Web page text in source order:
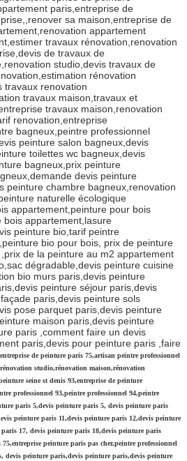
paris,entreprise de
sa maison,entreprise de
appartement
travaux rénovation,renovation
de travaux de
studio,devis travaux de
rénovation
travaux renovation
travaux maison,travaux et
travaux maison,renovation
renovation,entreprise
bagneux,peintre professionnel
peinture salon bagneux,devis
toilettes wc bagneux,devis
bagneux,prix peinture
devis peinture
peinture chambre bagneux,renovation
naturelle écologique
appartement,peinture pour bois
appartement,lasure
peinture bio,tarif peintre
bio pour bois, prix de peinture
de la peinture au m2 appartement
dégradable,devis peinture cuisine
bio murs paris,devis peinture
peinture séjour paris,devis
paris,devis peinture sols
pose parquet paris,devis peinture
maison paris,devis peinture
paris ,comment faire un devis
paris,devis pour peinture paris ,faire
de peinture paris 75,artisan peintre professionnel
studio,rénovation maison,rénovation
seine st denis 93,entreprise de peinture
professionnel 93,peintre professionnel 94,peintre
paris 5,devis peinture paris 5, devis peinture paris
peinture paris 11,devis peinture paris 12,devis peinture
17, devis peinture paris 18,devis peinture paris
peinture paris pas cher,peintre professionnel
devis peinture paris,devis peinture paris,devis peinture